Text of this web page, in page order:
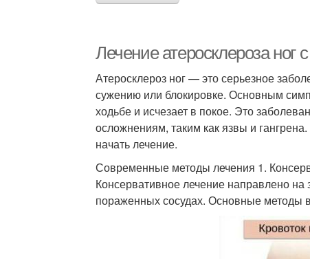
Лечение атеросклероза
Атеросклероз ног — это серьезное
сужению или блокировке. Основным
ходьбе и исчезает в покое. Это
осложнениям, таким как язвы и
начать лечение.
Современные методы лечения 1.
Консервативное лечение направлено
пораженных сосудах. Основные методы